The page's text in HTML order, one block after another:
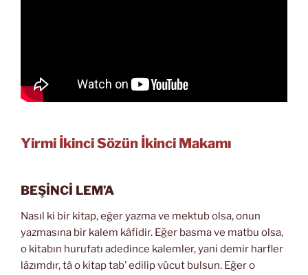
Yirmi İkinci Sözün İkinci Makamı
BEŞİNCİ LEM’A
Nasıl ki bir kitap, eğer yazma ve mektub olsa, onun
yazmasına bir kalem kâfidir. Eğer basma ve matbu olsa,
o kitabın hurufatı adedince kalemler, yani demir harfler
lâzımdır, tâ o kitap tab’ edilip vücut bulsun. Eğer o